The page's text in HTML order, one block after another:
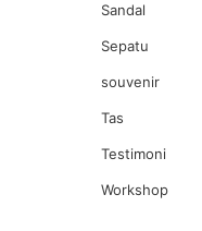
Sandal
Sepatu
souvenir
Tas
Testimoni
Workshop